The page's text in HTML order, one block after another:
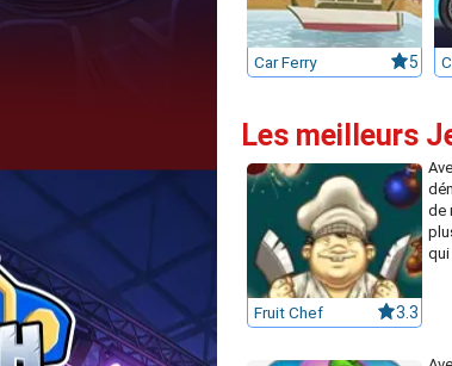
Car Ferry 5
Les meilleurs
Fruit Chef 3.3
de
qui